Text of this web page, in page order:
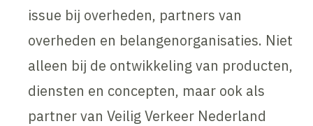
issue bij overheden, partners van
overheden en belangenorganisaties. Niet
alleen bij de ontwikkeling van producten,
diensten en concepten, maar ook als
partner van Veilig Verkeer Nederland